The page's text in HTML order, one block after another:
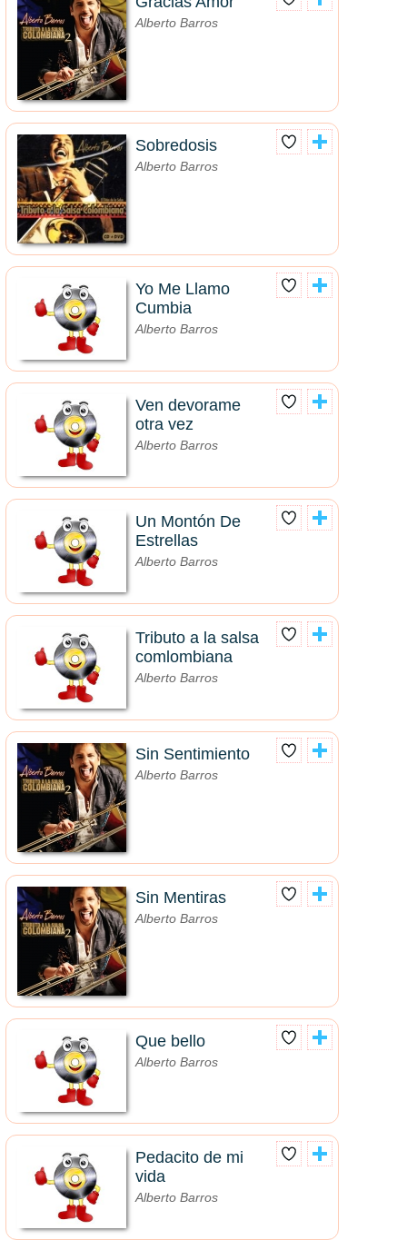
Alberto Barros
Sobredosis
Alberto Barros
Yo Me Llamo
Cumbia
Alberto Barros
Ven devorame
otra vez
Alberto Barros
Un Montón De
Estrellas
Alberto Barros
Tributo a la salsa
comlombiana
Alberto Barros
Sin Sentimiento
Alberto Barros
Sin Mentiras
Alberto Barros
Que bello
Alberto Barros
Pedacito de mi
vida
Alberto Barros